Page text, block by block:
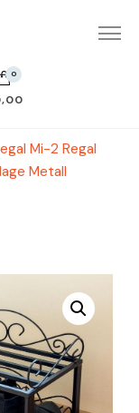
0
Mi-2 Regal
Metall